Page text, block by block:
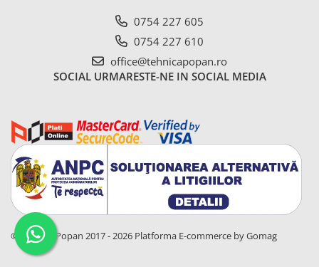
0754 227 605
0754 227 610
office@tehnicapopan.ro
SOCIAL URMARESTE-NE IN SOCIAL MEDIA
© Tehnica Popan 2017 - 2026 Platforma E-commerce by Gomag